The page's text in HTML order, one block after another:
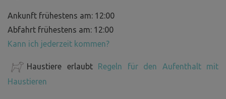
Ankunft frühestens am: 12:00
Abfahrt frühestens am: 12:00
Kann ich jederzeit kommen?
Haustiere erlaubt Regeln für den Aufenthalt mit
Haustieren